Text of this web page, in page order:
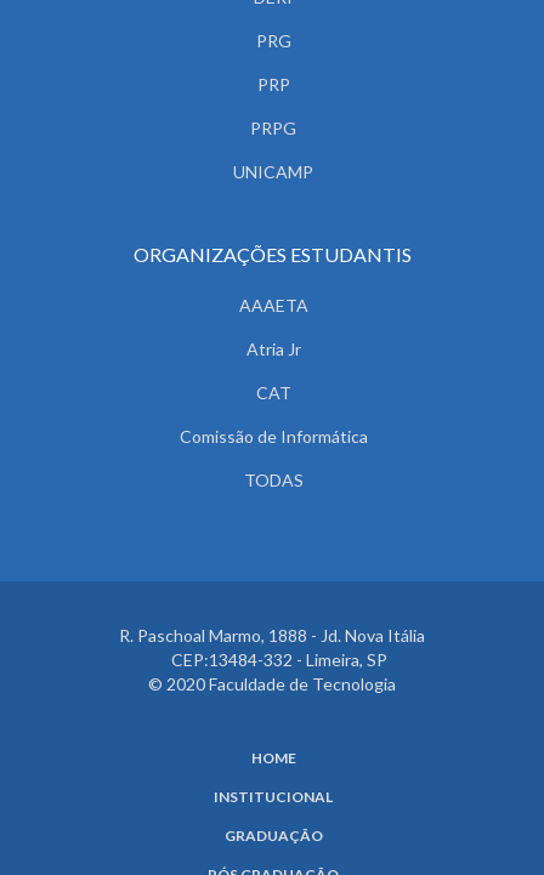
PRG
PRP
PRPG
UNICAMP
ORGANIZAÇÕES ESTUDANTIS
AAAETA
Atria Jr
CAT
Comissão de Informática
TODAS
R. Paschoal Marmo, 1888 - Jd. Nova Itália
CEP:13484-332 - Limeira, SP
© 2020 Faculdade de Tecnologia
HOME
INSTITUCIONAL
GRADUAÇÃO